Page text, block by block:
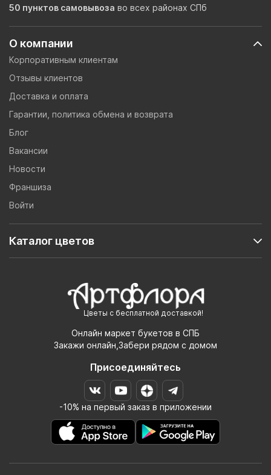
Цветы с бесплатной доставкой!
Онлайн маркет букетов в СПБ
Закажи онлайн,Забери рядом с домом
Присоединяйтесь
-10% на первый заказ в приложении
О компании
Корпоративным клиентам
Отзывы клиентов
Доставка и оплата
Гарантии, политика обмена и возврата
Блог
Вакансии
Новости
Франшиза
Войти
Каталог цветов
50 пунктов самовывоза во всех районах СПб